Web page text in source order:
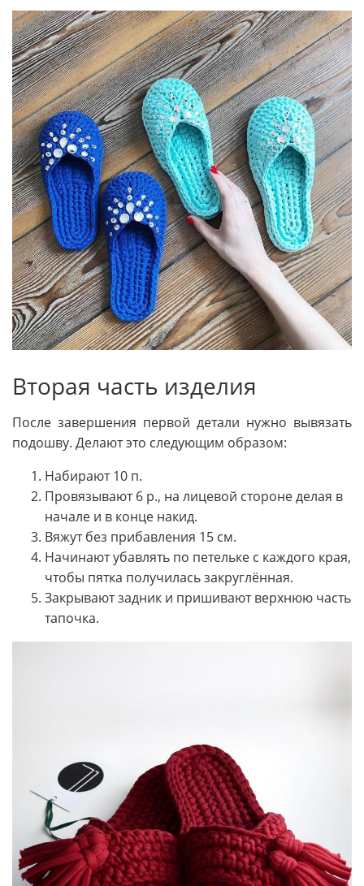
Вторая часть изделия
После завершения первой детали нужно вывязать
подошву. Делают это следующим образом:
Набирают 10 п.
Провязывают 6 р., на лицевой стороне делая в
начале и в конце накид.
Вяжут без прибавления 15 см.
Начинают убавлять по петельке с каждого края,
чтобы пятка получилась закруглённая.
Закрывают задник и пришивают верхнюю часть
тапочка.